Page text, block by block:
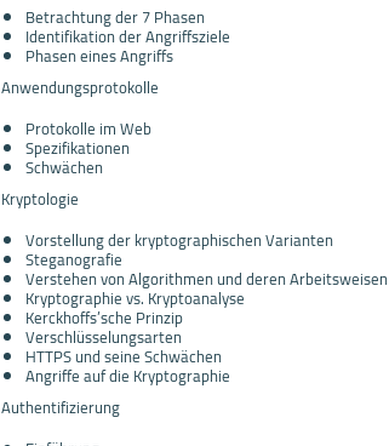
Betrachtung der 7 Phasen
Identifikation der Angriffsziele
Phasen eines Angriffs
Anwendungsprotokolle
Protokolle im Web
Spezifikationen
Schwächen
Kryptologie
Vorstellung der kryptographischen Varianten
Steganografie
Verstehen von Algorithmen und deren Arbeitsweisen
Kryptographie vs. Kryptoanalyse
Kerckhoffs’sche Prinzip
Verschlüsselungsarten
HTTPS und seine Schwächen
Angriffe auf die Kryptographie
Authentifizierung